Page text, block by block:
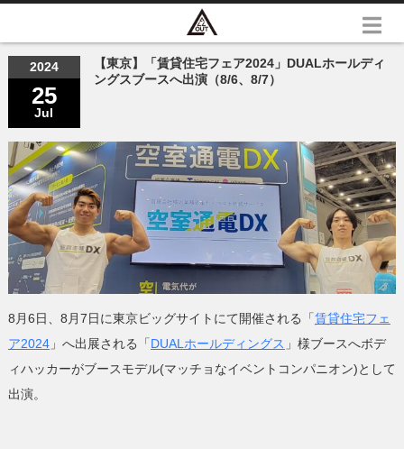
2024
25
Jul
【東京】「賃貸住宅フェア2024」DUALホールディ
ングスブースへ出演（8/6、8/7）
8月6日、8月7日に東京ビッグサイトにて開催される「賃貸住宅フェ
ア2024」へ出展される「DUALホールディングス 」様ブースへボデ
ィハッカーがブースモデル(マッチョなイベントコンパニオン)として
出演。